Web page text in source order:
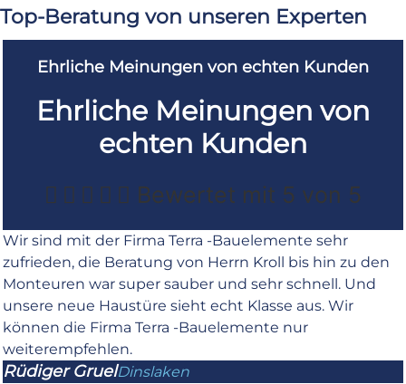
Top-Beratung von unseren Experten
Ehrliche Meinungen von echten Kunden
Ehrliche Meinungen von
echten Kunden
     Bewertet mit 5 von 5
Wir sind mit der Firma Terra -Bauelemente sehr
zufrieden, die Beratung von Herrn Kroll bis hin zu den
Monteuren war super sauber und sehr schnell. Und
unsere neue Haustüre sieht echt Klasse aus. Wir
können die Firma Terra -Bauelemente nur
weiterempfehlen.
Rüdiger GruelDinslaken